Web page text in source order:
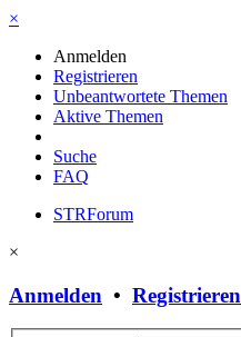
×
Anmelden
Registrieren
Unbeantwortete Themen
Aktive Themen
Suche
FAQ
STRForum
×
Anmelden • Registrieren